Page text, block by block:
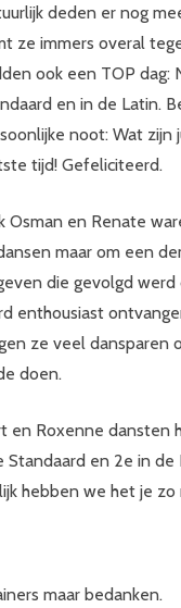
deden er nog
ze immers overal
ook een TOP dag:
en in de Latin.
noot: Wat zijn
tijd! Gefeliciteerd.
Osman en Renate
maar om een
die gevolgd
enthousiast
ze veel dansparen
doen.
en Roxenne dansten
en 2e in de
hebben we het je zo
maar bedanken.